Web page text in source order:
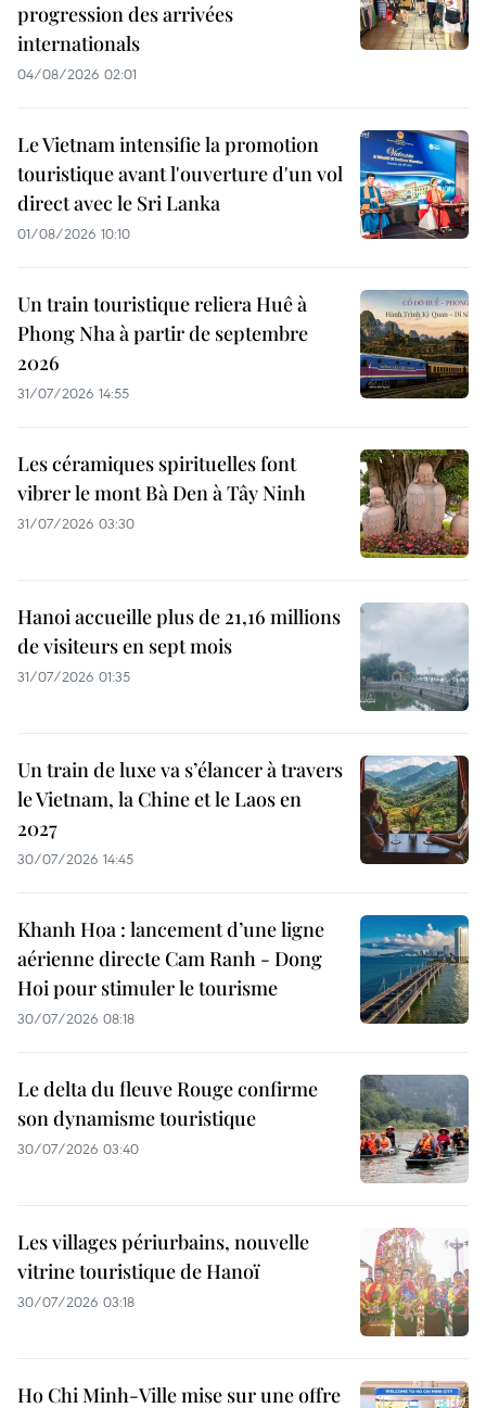
progression des arrivées
internationals
04/08/2026 02:01
Le Vietnam intensifie la promotion
touristique avant l'ouverture d'un vol
direct avec le Sri Lanka
01/08/2026 10:10
Un train touristique reliera Huê à
Phong Nha à partir de septembre
2026
31/07/2026 14:55
Les céramiques spirituelles font
vibrer le mont Bà Den à Tây Ninh
31/07/2026 03:30
Hanoi accueille plus de 21,16 millions
de visiteurs en sept mois ​
31/07/2026 01:35
Un train de luxe va s’élancer à travers
le Vietnam, la Chine et le Laos en
2027
30/07/2026 14:45
Khanh Hoa : lancement d’une ligne
aérienne directe Cam Ranh - Dong
Hoi pour stimuler le tourisme
30/07/2026 08:18
Le delta du fleuve Rouge confirme
son dynamisme touristique
30/07/2026 03:40
Les villages périurbains, nouvelle
vitrine touristique de Hanoï
30/07/2026 03:18
Ho Chi Minh-Ville mise sur une offre